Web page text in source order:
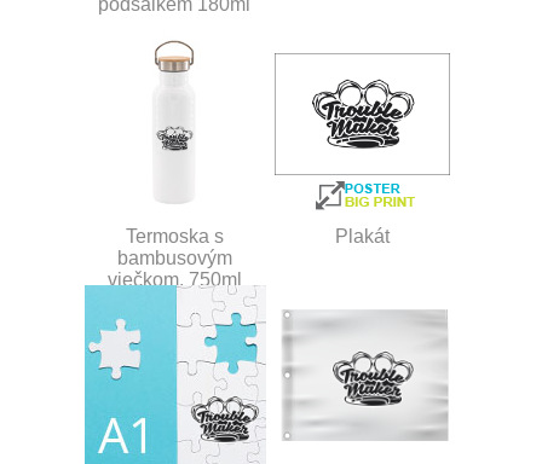
Termoska s
bambusovým
viečkom, 750ml
Plakát